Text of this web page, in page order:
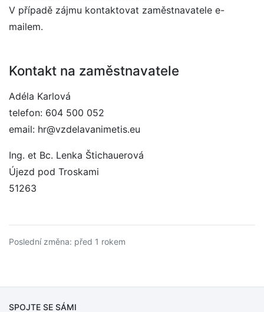
V případě zájmu kontaktovat zaměstnavatele e-
mailem.
Kontakt na zaměstnavatele
Adéla Karlová
telefon: 604 500 052
email: hr@vzdelavanimetis.eu
Ing. et Bc. Lenka Štichauerová
Újezd pod Troskami
51263
Poslední změna: před 1 rokem
SPOJTE SE SÁMI